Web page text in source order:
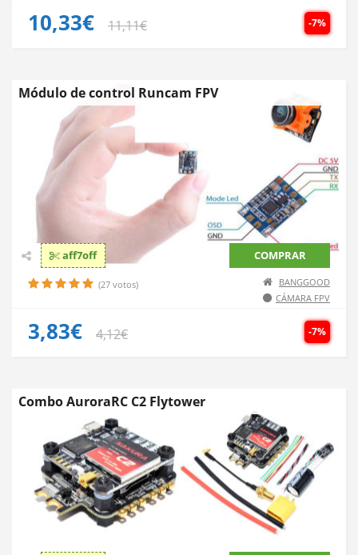
-7%
10,33€ 11,11€
Módulo de control Runcam FPV
aff7off COMPRAR
(27 votos)
BANGGOOD
CÁMARA FPV
-7%
3,83€ 4,12€
Combo AuroraRC C2 Flytower